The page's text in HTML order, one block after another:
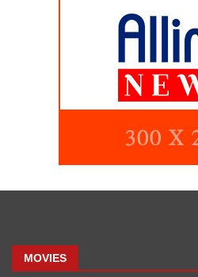
MOVIES